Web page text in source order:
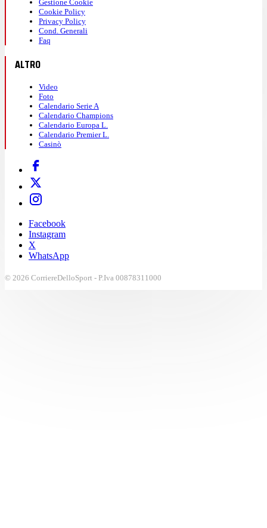
Gestione Cookie
Cookie Policy
Privacy Policy
Cond. Generali
Faq
ALTRO
Video
Foto
Calendario Serie A
Calendario Champions
Calendario Europa L.
Calendario Premier L.
Casinò
Facebook
Instagram
X
WhatsApp
© 2026 CorriereDelloSport - P.Iva 00878311000